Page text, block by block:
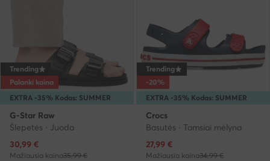
EXTRA -35% Kodas: SUMMER
Trending
Palanki kaina
G-Star Raw
Šlepetės · Juoda
Dabartinė kaina
30,99 €
Mažiausia kaina35,99 €
EXTRA -35% Kodas: SUMMER
Trending
-20%
Crocs
Basutės · Tamsiai mėlyna
Dabartinė kaina
27,99 €
Mažiausia kaina34,99 €